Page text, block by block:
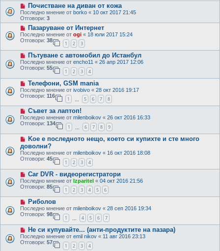
Почистване на диван от кожа
Последно мнение от borko « 10 окт 2017 21:45
Отговори: 3
Пазаруване от Интернет
Последно мнение от ogi « 18 юли 2017 15:24
Отговори: 38
1 2 3
Пътуване с автомобил до Истанбул
Последно мнение от encho11 « 26 апр 2017 12:06
Отговори: 55
1 2 3 4
Телефони, GSM mania
Последно мнение от ivobivo « 28 окт 2016 19:17
Отговори: 116
1 5 6 7 8
Съвет за лаптоп!
Последно мнение от milenboikov « 26 окт 2016 16:33
Отговори: 134
1 6 7 8 9
Kое е последното нещо, което си купихте и сте много
доволни?
Последно мнение от milenboikov « 16 окт 2016 18:08
Отговори: 45
1 2 3 4
Car DVR - видеорегистратори
Последно мнение от Izparitel « 04 окт 2016 21:56
Отговори: 85
1 2 3 4 5 6
Риболов
Последно мнение от milenboikov « 28 сеп 2016 19:34
Отговори: 98
1 4 5 6 7
Не си купувайте... (анти-продуктите на пазара)
Последно мнение от emil nikov « 11 авг 2016 23:13
Отговори: 57
1 2 3 4